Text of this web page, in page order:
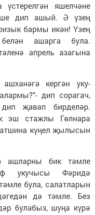
яшелчәне
дип ашый. Ә үзең
бармы икән! Үзең
ашарга була.
апрель азагына
кергән уку­
дип сорагач,
җавап бирделәр.
эш стажлы Гөлнара
күңел җылысын
ашларны бик тәмле
укучысы Фәридә
була, салатларын
дә тәмле. Без
булабыз, шуңа күрә